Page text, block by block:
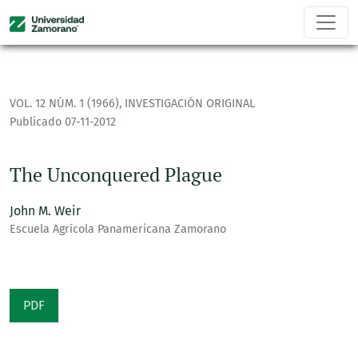
VOL. 12 NÚM. 1 (1966), INVESTIGACIÓN ORIGINAL
The Unconquered Plague
Publicado 07-11-2012
John M. Weir
Escuela Agrícola Panamericana Zamorano
PDF